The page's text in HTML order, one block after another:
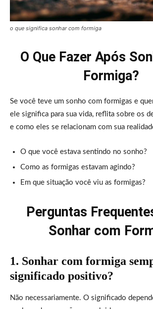
o que significa sonhar com formiga
O Que Fazer Após
Formiga?
Se você teve um sonho com formigas e
ele significa para sua vida, reflita sobre os
e como eles se relacionam com sua
O que você estava sentindo no sonho?
Como as formigas estavam agindo?
Em que situação você viu as formigas?
Perguntas
Sonhar com
1. Sonhar com formiga
significado positivo?
Não necessariamente. O significado